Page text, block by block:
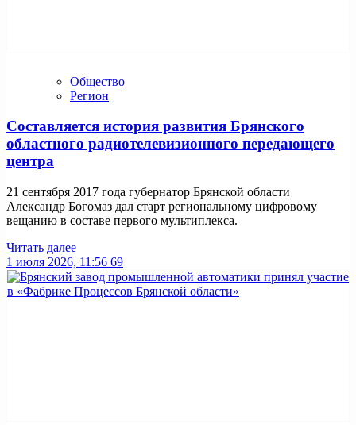
Общество
Регион
Составляется история развития Брянского
областного радиотелевизионного передающего
центра
21 сентября 2017 года губернатор Брянской области
Александр Богомаз дал старт региональному цифровому
вещанию в составе первого мультиплекса.
Читать далее
1 июля 2026, 11:56 69